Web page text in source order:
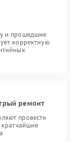
и прошедшие
корректную
ремонт
провести
кратчайшие